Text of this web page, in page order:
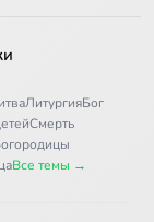
ЛитургияБог
Смерть
Все темы →